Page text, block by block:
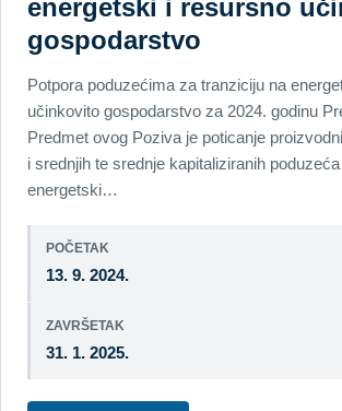
energetski i resursno
gospodarstvo
Potpora poduzećima za tranziciju na
učinkovito gospodarstvo za 2024. godinu
Predmet ovog Poziva je poticanje
i srednjih te srednje kapitaliziranih
energetski…
POČETAK
13. 9. 2024.
ZAVRŠETAK
31. 1. 2025.